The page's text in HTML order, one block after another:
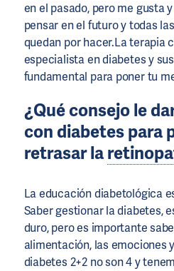
en el pasado, pero me gusta
pensar en el futuro y todas
quedan por hacer.La terapia
especialista en diabetes y
fundamental para poner tu
¿Qué consejo le
con diabetes para
retrasar la
La educación diabetológica
Saber gestionar la diabetes,
duro, pero es importante
alimentación, las emociones
diabetes 2+2 no son 4 y